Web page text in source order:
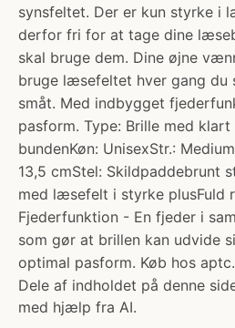
synsfeltet. Der er kun styrke i
derfor fri for at tage dine
skal bruge dem. Dine øjne
bruge læsefeltet hver gang du
småt. Med indbygget
pasform. Type: Brille med
bundenKøn: UnisexStr.:
13,5 cmStel: Skildpaddebrunt
med læsefelt i styrke plusFuld
Fjederfunktion - En fjeder i
som gør at brillen kan udvide
optimal pasform. Køb hos aptc.
Dele af indholdet på denne
med hjælp fra AI.